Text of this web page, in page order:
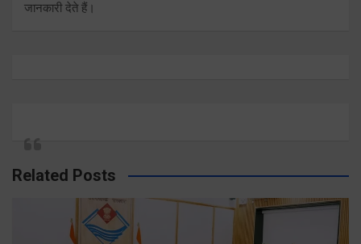
जानकारी देते हैं।
Related Posts